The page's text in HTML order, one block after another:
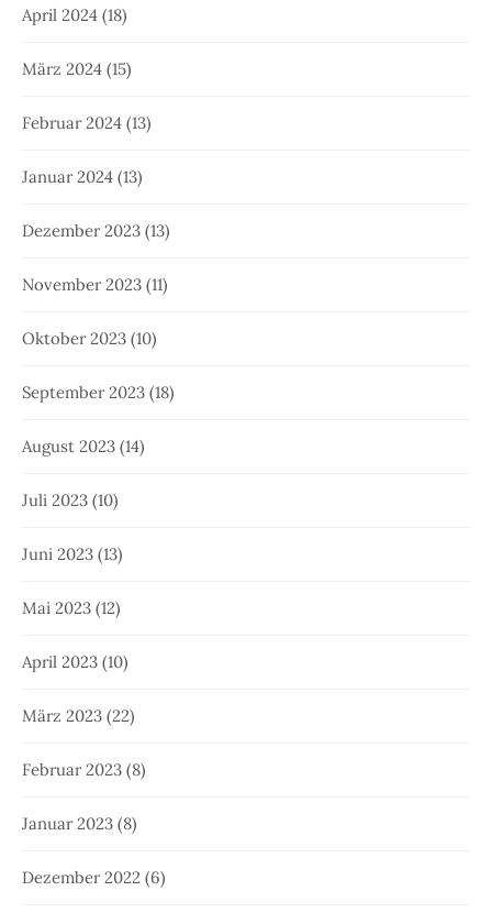
April 2024 (18)
März 2024 (15)
Februar 2024 (13)
Januar 2024 (13)
Dezember 2023 (13)
November 2023 (11)
Oktober 2023 (10)
September 2023 (18)
August 2023 (14)
Juli 2023 (10)
Juni 2023 (13)
Mai 2023 (12)
April 2023 (10)
März 2023 (22)
Februar 2023 (8)
Januar 2023 (8)
Dezember 2022 (6)